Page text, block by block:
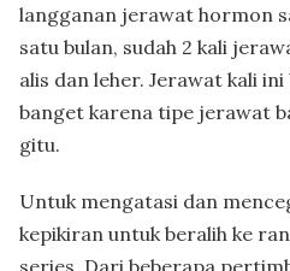
langganan jerawat hormon
satu bulan, sudah 2 kali
alis dan leher. Jerawat kali
banget karena tipe jerawat
gitu.
Untuk mengatasi dan
kepikiran untuk beralih ke
series. Dari beberapa